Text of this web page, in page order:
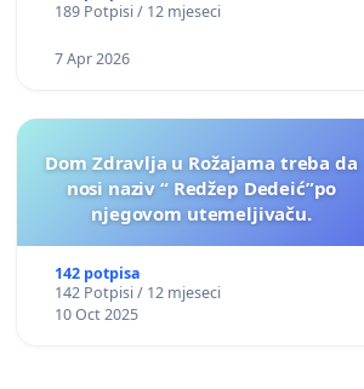
189 Potpisi / 12 mjeseci
7 Apr 2026
Dom Zdravlja u Rožajama treba da
nosi naziv “ Redžep Dedeić”po
njegovom utemeljivaču.
142 potpisa
142 Potpisi / 12 mjeseci
10 Oct 2025